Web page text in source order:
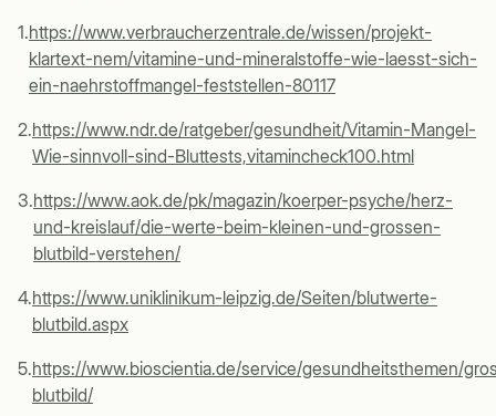
1.https://www.verbraucherzentrale.de/wissen/projekt-
klartext-nem/vitamine-und-mineralstoffe-wie-laesst-sich-
ein-naehrstoffmangel-feststellen-80117
2.https://www.ndr.de/ratgeber/gesundheit/Vitamin-Mangel-
Wie-sinnvoll-sind-Bluttests,vitamincheck100.html
3.https://www.aok.de/pk/magazin/koerper-psyche/herz-
und-kreislauf/die-werte-beim-kleinen-und-grossen-
blutbild-verstehen/
4.https://www.uniklinikum-leipzig.de/Seiten/blutwerte-
blutbild.aspx
5.https://www.bioscientia.de/service/gesundheitsthemen/
blutbild/